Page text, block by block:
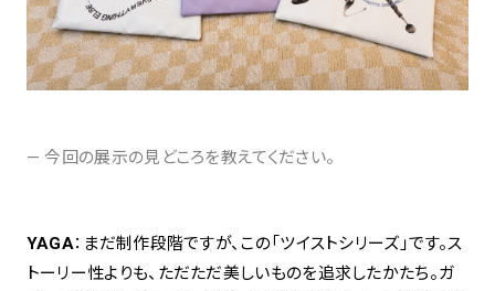
— 今回の展示の見どころを教えてください。
YAGA：まだ制作段階ですが、この「ツイストシリーズ」です。ス
トーリー性よりも、ただただ美しいものを追求したかたち。ガ